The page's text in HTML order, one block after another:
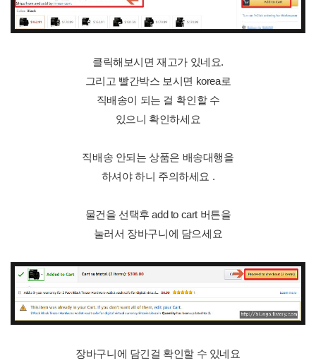
클릭해보시면 재고가 있네요.
그리고 빨간박스 보시면 korea로
직배송이 되는 걸 확인할 수
있으니 확인하세요
직배송 안되는 상품은 배송대행을
하셔야 하니 주의하세요 .
물건을 선택후 add to cart 버튼을
눌러서 장바구니에 담으세요
장바구니에 담긴걸 확인할 수 있네요